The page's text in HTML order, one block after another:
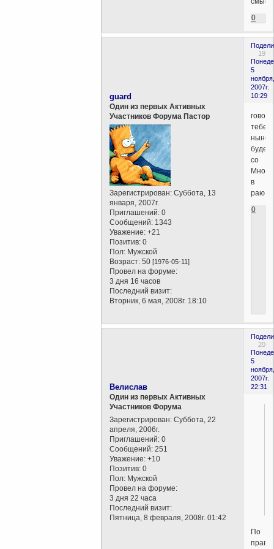
0
19
5
ноября,
2007г.
10:29
guard
Один из первых Активных
Участников Форума Пастор
Зарегистрирован: Суббота, 13
января, 2007г.
Приглашений: 0
Сообщений: 1343
Уважение: +21
Позитив: 0
Пол: Мужской
Возраст: 50[1976-05-11]
Провел на форуме:
3 дня 16 часов
Последний визит:
Вторник, 6 мая, 2008г. 18:10
тебе
ныне,
со
Мной
в
раю
0
20
5
ноября,
2007г.
22:31
Велислав
Один из первых Активных
Участников Форума
Зарегистрирован: Суббота, 22
апреля, 2006г.
Приглашений: 0
Сообщений: 251
Уважение: +10
Позитив: 0
Пол: Мужской
Провел на форуме:
3 дня 22 часа
Последний визит:
Пятница, 8 февраля, 2008г. 01:42
По